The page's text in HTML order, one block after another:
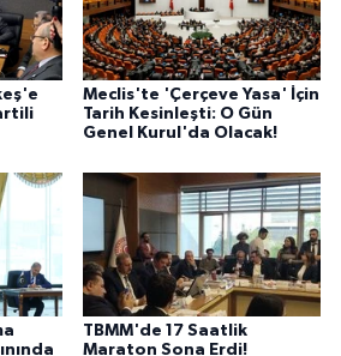
Meclis'te 'Çerçeve Yasa' İçin
Tarih Kesinleşti: O Gün
Genel Kurul'da Olacak!
TBMM'de 17 Saatlik
Maraton Sona Erdi!